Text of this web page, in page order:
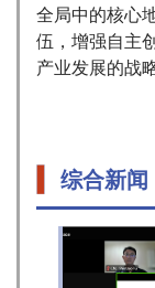
全局中的核心
伍，增强自主
产业发展的战
综合新闻